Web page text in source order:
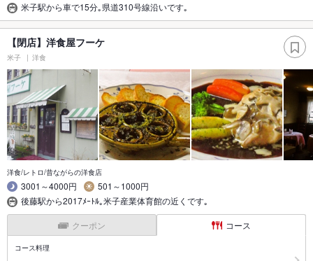
米子駅から車で15分｡県道310号線沿いです｡
【閉店】洋食屋フーケ
米子 洋食
洋食/レトロ/昔ながらの洋食店
3001～4000円
501～1000円
後藤駅から2017ﾒｰﾄﾙ｡米子産業体育館の近くです｡
クーポン コース
コース料理